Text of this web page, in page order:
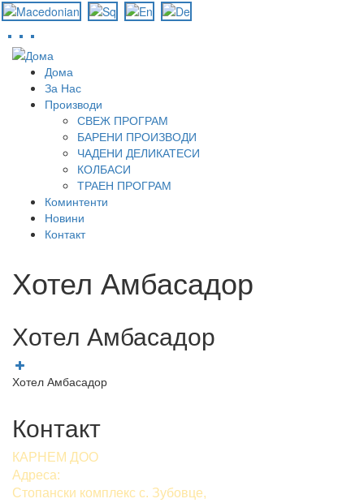
Skip
content
Дома
За Нас
Производи
СВЕЖ ПРОГРАМ
БАРЕНИ ПРОИЗВОДИ
ЧАДЕНИ ДЕЛИКАТЕСИ
КОЛБАСИ
ТРАЕН ПРОГРАМ
Коминтенти
Новини
Контакт
Хотел Амбасадор
Хотел Амбасадор
Хотел Амбасадор
Контакт
КАРНЕМ ДОО
Адреса:
Стопански комплекс с. Зубовце,